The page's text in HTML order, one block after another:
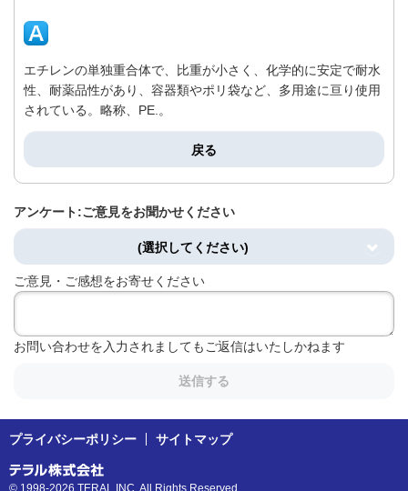
エチレンの単独重合体で、比重が小さく、化学的に安定で耐水
性、耐薬品性があり、容器類やポリ袋など、多用途に亘り使用
されている。略称、PE.。
戻る
アンケート:ご意見をお聞かせください
(選択してください)
ご意見・ご感想をお寄せください
お問い合わせを入力されましてもご返信はいたしかねます
送信する
プライバシーポリシー サイトマップ
© 1998-2026 TERAL INC. All Rights Reserved.